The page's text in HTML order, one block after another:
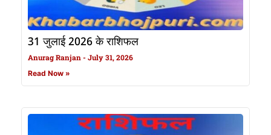
31 जुलाई 2026 के राशिफल
Anurag Ranjan July 31, 2026
Read Now »